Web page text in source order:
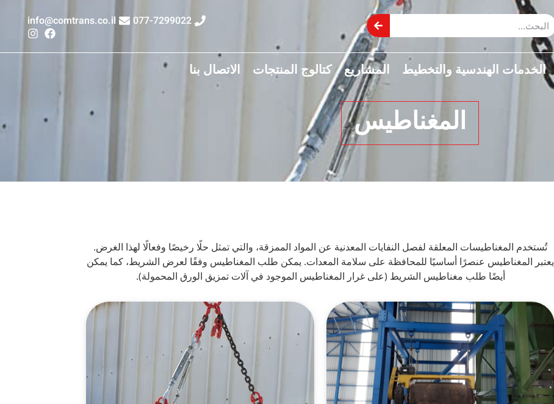
077-7299022
info@comtrans.co.il
الخدمات الهندسية والتخطيط المشاريع كتالوج المنتجات الاتصال بنا
المغناطيس
تُستخدم المغناطيسات المعلقة لفصل النفايات المعدنية عن المواد الممزقة، والتي تمثل حلًا رخيصًا وفعالًا لهذا الغرض.
يعتبر المغناطيس عنصرًا أساسيًا للمحافظة على سلامة المعدات. يمكن طلب المغناطيس وفقًا لعرض الشريط، كما يمكن
أيضًا طلب مغناطيس الشريط (على غرار المغناطيس الموجود في آلات تمزيق الورق المحمولة).